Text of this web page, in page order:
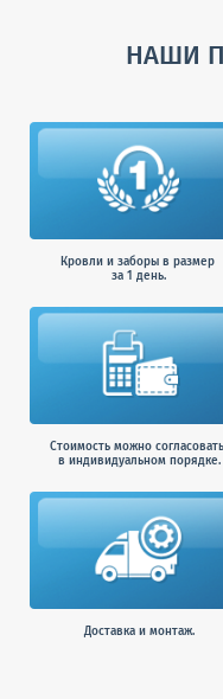
НАШИ
Кровли и заборы в размер
за 1 день.
Стоимость можно согласовать
в индивидуальном порядке.
Доставка и монтаж.